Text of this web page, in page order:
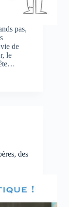
pas,
de
le
des